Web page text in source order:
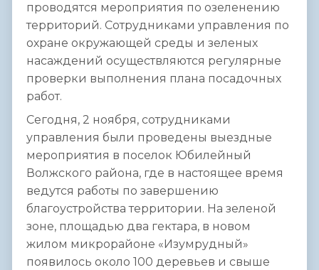
проводятся мероприятия по озеленению
территорий. Сотрудниками управления по
охране окружающей среды и зеленых
насаждений осуществляются регулярные
проверки выполнения плана посадочных
работ.
Сегодня, 2 ноября, сотрудниками
управления были проведены выездные
мероприятия в поселок Юбилейный
Волжского района, где в настоящее время
ведутся работы по завершению
благоустройства территории. На зеленой
зоне, площадью два гектара, в новом
жилом микрорайоне «Изумрудный»
появилось около 100 деревьев и свыше